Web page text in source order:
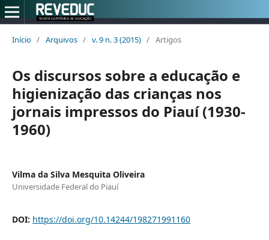
Início / Arquivos / v. 9 n. 3 (2015) / Artigos
Os discursos sobre a educação e
higienização das crianças nos
jornais impressos do Piauí (1930-
1960)
Vilma da Silva Mesquita Oliveira
Universidade Federal do Piauí
DOI: https://doi.org/10.14244/198271991160